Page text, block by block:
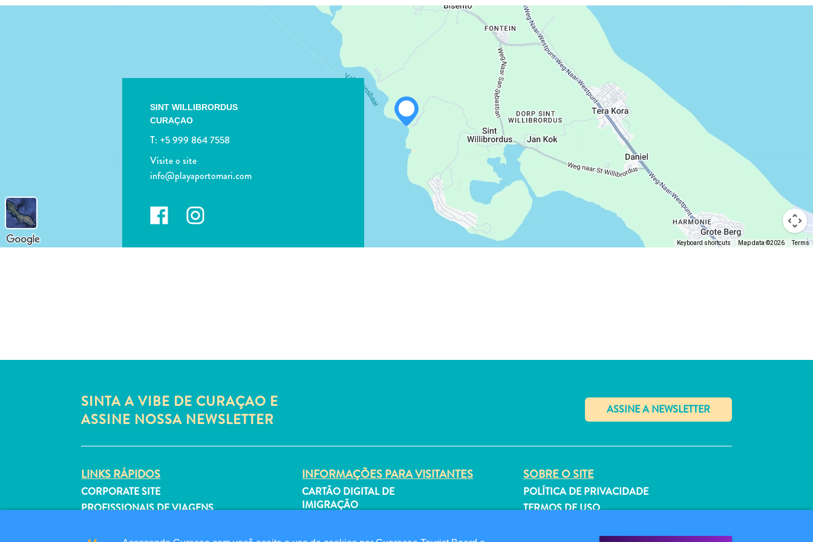
SINT WILLIBRORDUS
CURAÇAO
T: +5 999 864 7558
Visite o site
info@playaportomari.com
Keyboard shortcuts Map data ©2026 Terms
SINTA A VIBE DE CURAÇAO E
ASSINE NOSSA NEWSLETTER
✕
LINKS RÁPIDOS
CORPORATE SITE
PROFISSIONAIS DE VIAGENS
INFORMAÇÕES PARA VISITANTES
CARTÃO DIGITAL DE
IMIGRAÇÃO
FALE CONOSCO
SOBRE O SITE
POLÍTICA DE PRIVACIDADE
TERMOS DE USO